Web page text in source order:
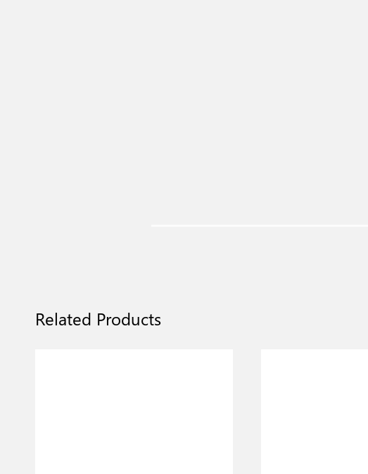
Related Products